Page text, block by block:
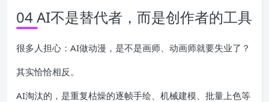
04 AI不是替代者，而是创作者的工具
很多人担心：AI做动漫，是不是画师、动画师就要失业了？
其实恰恰相反。
AI淘汰的，是重复枯燥的逐帧手绘、机械建模、批量上色等